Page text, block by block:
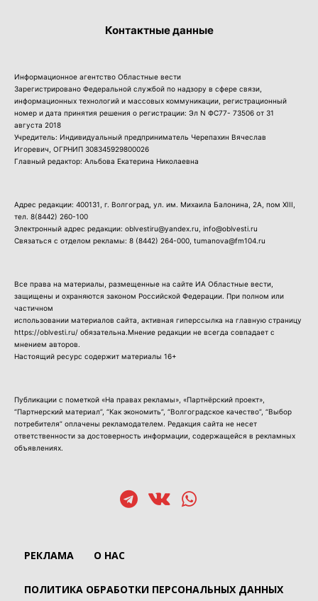
Контактные данные
Информационное агентство Областные вести
Зарегистрировано Федеральной службой по надзору в сфере связи,
информационных технологий и массовых коммуникации, регистрационный
номер и дата принятия решения о регистрации: Эл N ФС77- 73506 от 31
августа 2018
Учредитель: Индивидуальный предприниматель Черепахин Вячеслав
Игоревич, ОГРНИП 308345929800026
Главный редактор: Альбова Екатерина Николаевна
Адрес редакции: 400131, г. Волгоград, ул. им. Михаила Балонина, 2А, пом XIII,
тел. 8(8442) 260-100
Электронный адрес редакции: oblvestiru@yandex.ru, info@oblvesti.ru
Связаться с отделом рекламы: 8 (8442) 264-000 , tumanova@fm104.ru
Все права на материалы, размещенные на сайте ИА Областные вести,
защищены и охраняются законом Российской Федерации. При полном или
частичном
использовании материалов сайта, активная гиперссылка на главную страницу
https://oblvesti.ru/ обязательна.Мнение редакции не всегда совпадает с
мнением авторов.
Настоящий ресурс содержит материалы 16+
Публикации с пометкой «На правах рекламы», «Партнёрский проект»,
“Партнерский материал”, “Как экономить”, “Волгоградское качество”, “Выбор
потребителя” оплачены рекламодателем. Редакция сайта не несет
ответственности за достоверность информации, содержащейся в рекламных
объявлениях.
РЕКЛАМА О НАС
ПОЛИТИКА ОБРАБОТКИ ПЕРСОНАЛЬНЫХ ДАННЫХ